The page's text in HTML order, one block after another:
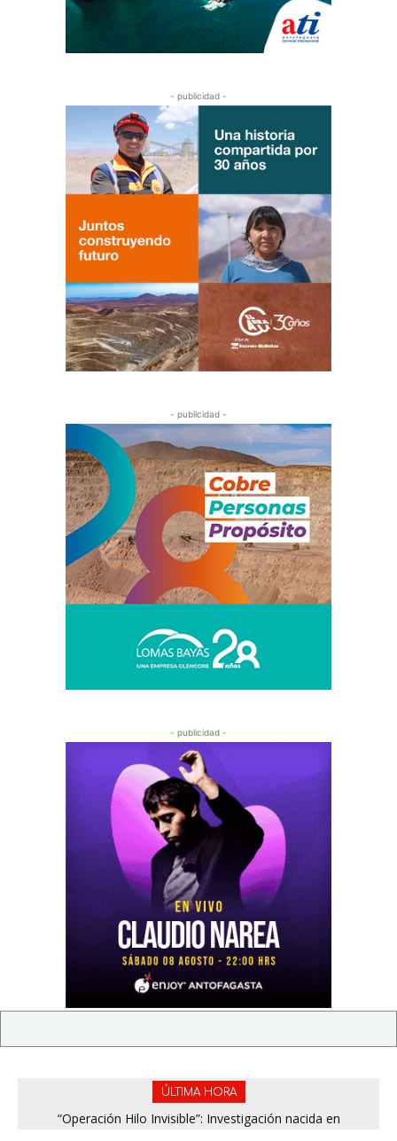
- publicidad -
- publicidad -
- publicidad -